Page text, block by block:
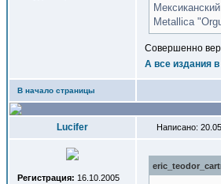
Metallica
Совершенно
А все издания в
В начало страницы
Lucifer Написано:
Регистрация: 16.10.2005